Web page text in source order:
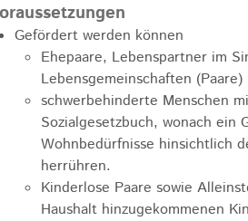
Gefördert werden können
Ehepaare, Lebenspartner im
Lebensgemeinschaften
schwerbehinderte Menschen
Sozialgesetzbuch, wonach
Wohnbedürfnisse hinsichtlich
herrühren.
Kinderlose Paare sowie
Haushalt hinzugekommenen